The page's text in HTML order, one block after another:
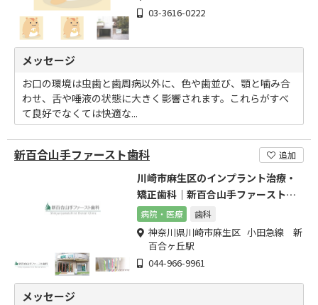
03-3616-0222
メッセージ
お口の環境は虫歯と歯周病以外に、色や歯並び、顎と噛み合
わせ、舌や唾液の状態に大きく影響されます。これらがすべ
て良好でなくては快適な...
新百合山手ファースト歯科 追加
川崎市麻生区のインプラント治療・
矯正歯科｜新百合山手ファースト歯
科病院・医療 歯科
神奈川県川崎市麻生区 小田急線 新
百合ヶ丘駅
044-966-9961
メッセージ